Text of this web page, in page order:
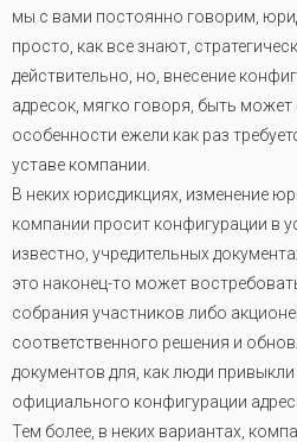
мы с вами постоянно говорим,
просто, как все знают,
действительно, но, внесение
адресок, мягко говоря, быть
особенности ежели как раз
уставе компании.
В неких юрисдикциях, изменение
компании просит конфигурации в
известно, учредительных
это наконец-то может
собрания участников либо
соответственного решения и
документов для, как люди
официального конфигурации
Тем более, в неких вариантах,